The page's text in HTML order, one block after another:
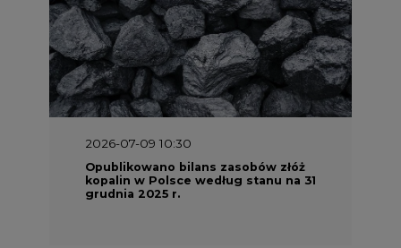
2026-07-09 10:30
Opublikowano bilans zasobów złóż
kopalin w Polsce według stanu na 31
grudnia 2025 r.